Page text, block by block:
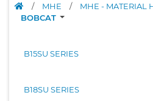
/ MHE / MHE - MATERIAL
BOBCAT
B15SU SERIES
B18SU SERIES